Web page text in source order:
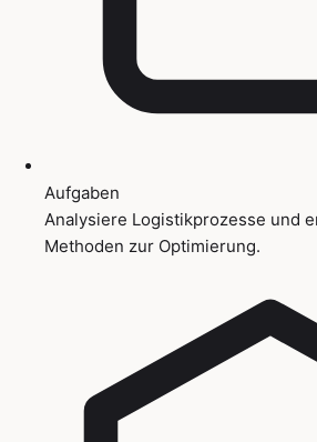
Aufgaben
Analysiere Logistikprozesse und
Methoden zur Optimierung.